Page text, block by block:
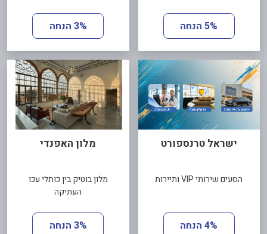
5% הנחה 3% הנחה
ישראל טרנספורט
הסעים שירותי VIP ותיירות
4% הנחה
מלון האפנדי
מלון בוטיק בין כותלי עכו
העתיקה
3% הנחה